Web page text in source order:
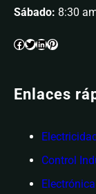
Sábado: 8:30
Enlaces
Control
Electrónica